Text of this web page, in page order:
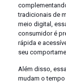
tradicionais de
meio digital,
consumidor é
rápida e
seu
Além disso,
mudam o